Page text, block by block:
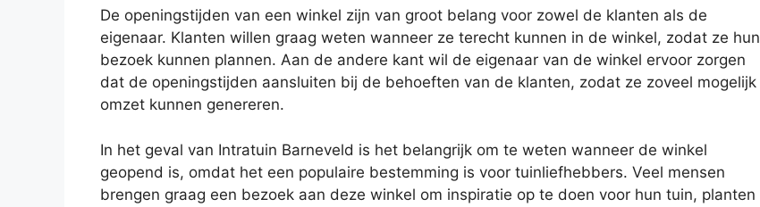
De openingstijden van een winkel zijn van groot belang voor zowel de klanten als de
eigenaar. Klanten willen graag weten wanneer ze terecht kunnen in de winkel, zodat ze hun
bezoek kunnen plannen. Aan de andere kant wil de eigenaar van de winkel ervoor zorgen
dat de openingstijden aansluiten bij de behoeften van de klanten, zodat ze zoveel mogelijk
omzet kunnen genereren.
In het geval van Intratuin Barneveld is het belangrijk om te weten wanneer de winkel
geopend is, omdat het een populaire bestemming is voor tuinliefhebbers. Veel mensen
brengen graag een bezoek aan deze winkel om inspiratie op te doen voor hun tuin, planten